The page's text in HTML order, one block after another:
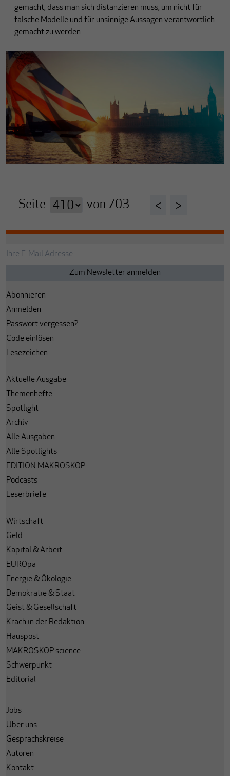
gemacht, dass man sich distanzieren muss, um nicht für
falsche Modelle und für unsinnige Aussagen verantwortlich
gemacht zu werden.
Seite von 703 < >
Abonnieren
Anmelden
Passwort vergessen?
Code einlösen
Lesezeichen
Aktuelle Ausgabe
Themenhefte
Spotlight
Archiv
Alle Ausgaben
Alle Spotlights
EDITION MAKROSKOP
Podcasts
Leserbriefe
Wirtschaft
Geld
Kapital & Arbeit
EUROpa
Energie & Ökologie
Demokratie & Staat
Geist & Gesellschaft
Krach in der Redaktion
Hauspost
MAKROSKOP science
Schwerpunkt
Editorial
Jobs
Über uns
Gesprächskreise
Autoren
Kontakt